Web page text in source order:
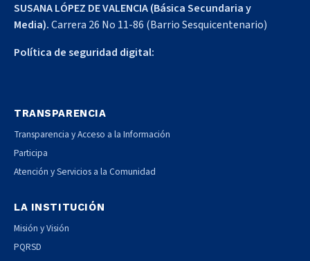
SUSANA LÓPEZ DE VALENCIA (Básica Secundaria y
Media).Carrera 26 No 11-86 (Barrio Sesquicentenario)
Política de seguridad digital:
TRANSPARENCIA
Transparencia y Acceso a la Información
Participa
Atención y Servicios a la Comunidad
LA INSTITUCIÓN
Misión y Visión
PQRSD